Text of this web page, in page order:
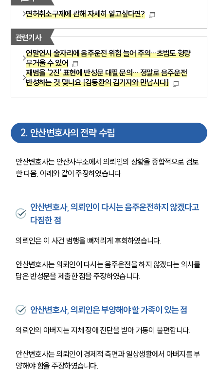
면허취소구제에 관해 자세히 알고싶다면?
관련기사
연말연시 술자리에 음주운전 위험 늘어 주의…초범도 형량
무거울 수 있어
재범을 ‘2진’ 표현에 반성문 대필 문의… 정말로 음주운전
반성하는 것 맞나요 [김동환의 김기자와 만납시다]
2. 안산변호사의 전략 수립
안산변호사는 안산사무소에서 의뢰인의 상황을 종합적으로 검토
한 다음, 아래와 같이 주장하였습니다.
안산변호사, 의뢰인이 다시는 음주운전하지 않겠다고
다짐한 점
의뢰인은 이 사건 범행을 뼈저리게 후회하였습니다.
안산변호사는 의뢰인이 다시는 음주운전을 하지 않겠다는 의사를
담은 반성문을 제출한 점을 주장하였습니다.
안산변호사, 의뢰인은 부양해야 할 가족이 있는 점
의뢰인의 아버지는 지체 장애 진단을 받아 거동이 불편합니다.
안산변호사는 의뢰인이 경제적 측면과 일상생활에서 아버지를 부
양해야 함을 주장하였습니다.